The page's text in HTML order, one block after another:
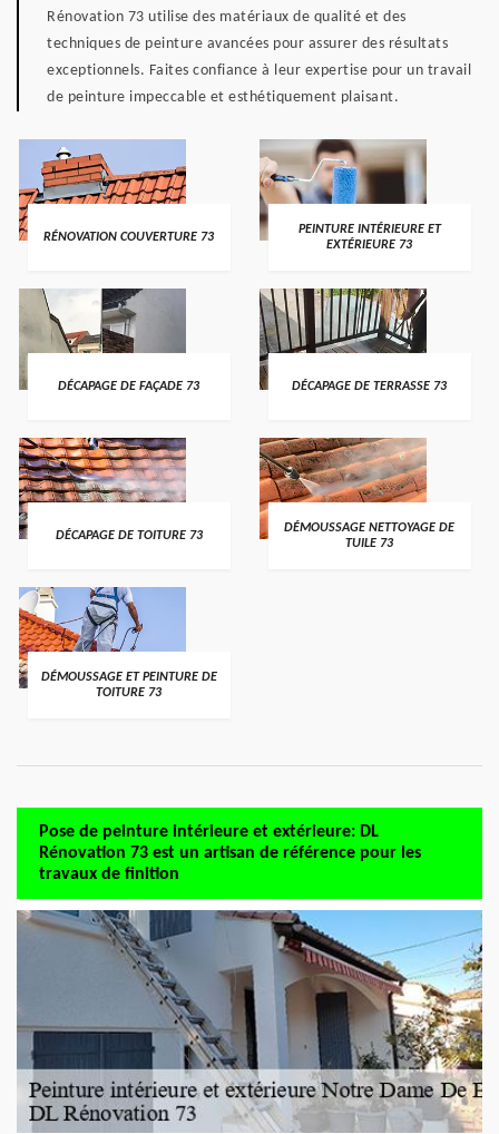
Rénovation 73 utilise des matériaux de qualité et des
techniques de peinture avancées pour assurer des résultats
exceptionnels. Faites confiance à leur expertise pour un travail
de peinture impeccable et esthétiquement plaisant.
RÉNOVATION COUVERTURE 73
PEINTURE INTÉRIEURE ET
EXTÉRIEURE 73
DÉCAPAGE DE FAÇADE 73 DÉCAPAGE DE TERRASSE 73
DÉCAPAGE DE TOITURE 73
DÉMOUSSAGE NETTOYAGE DE
TUILE 73
DÉMOUSSAGE ET PEINTURE DE
TOITURE 73
Pose de peinture intérieure et extérieure: DL
Rénovation 73 est un artisan de référence pour les
travaux de finition